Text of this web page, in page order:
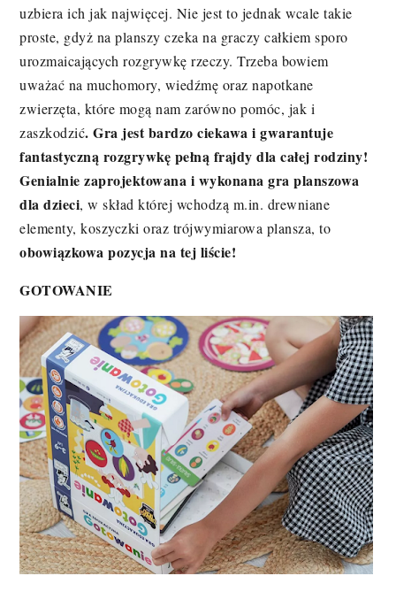
uzbiera ich jak najwięcej. Nie jest to jednak wcale takie
proste, gdyż na planszy czeka na graczy całkiem sporo
urozmaicających rozgrywkę rzeczy. Trzeba bowiem
uważać na muchomory, wiedźmę oraz napotkane
zwierzęta, które mogą nam zarówno pomóc, jak i
zaszkodzić. Gra jest bardzo ciekawa i gwarantuje
fantastyczną rozgrywkę pełną frajdy dla całej rodziny!
Genialnie zaprojektowana i wykonana gra planszowa
dla dzieci, w skład której wchodzą m.in. drewniane
elementy, koszyczki oraz trójwymiarowa plansza, to
obowiązkowa pozycja na tej liście!
GOTOWANIE